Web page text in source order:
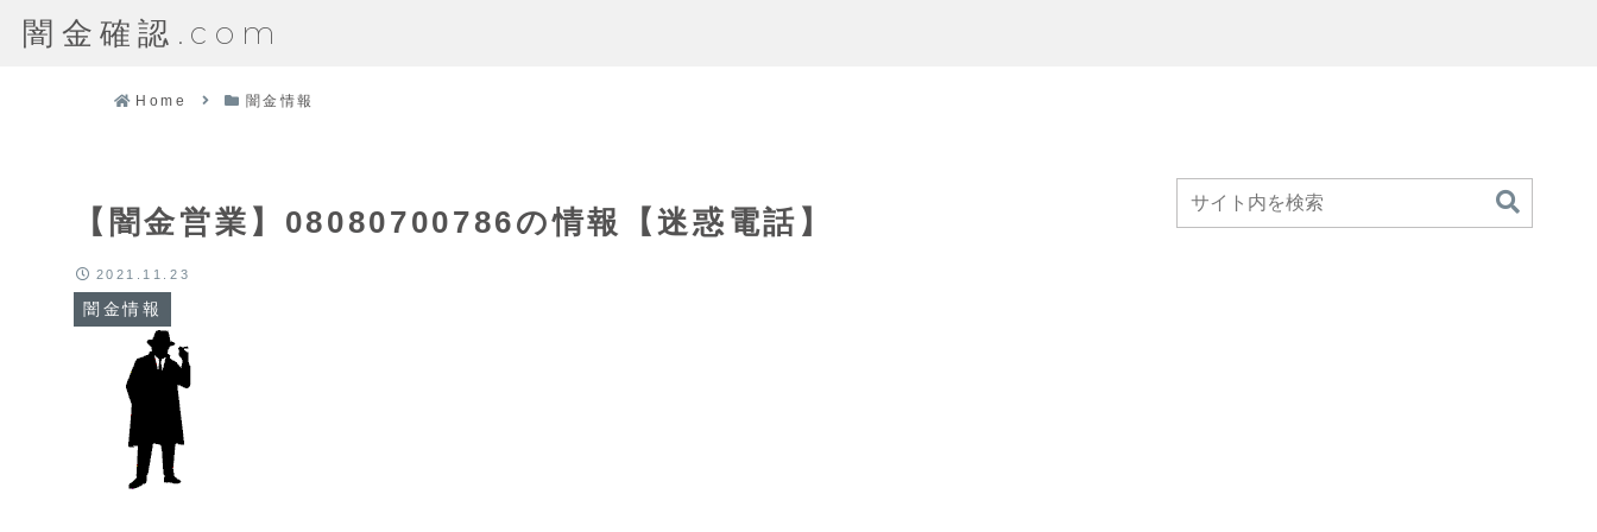
闇金確認.com
Home 闇金情報
【闇金営業】08080700786の情報【迷惑電話】
闇金情報
2021.11.23